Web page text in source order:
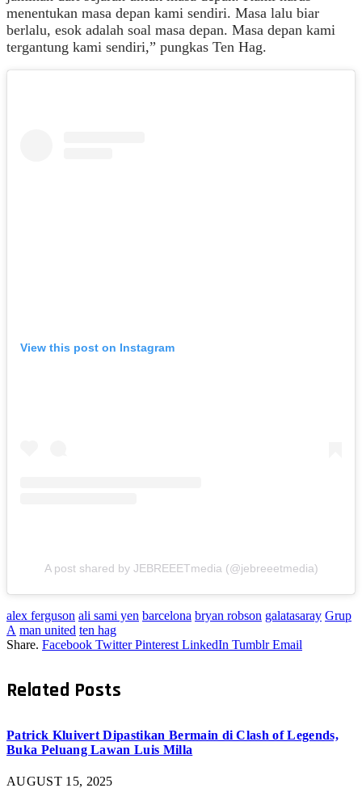
menentukan masa depan kami sendiri. Masa lalu biar
berlalu, esok adalah soal masa depan. Masa depan kami
tergantung kami sendiri,” pungkas Ten Hag.
View this post on Instagram
A post shared by JEBREEETmedia (@jebreeetmedia)
alex ferguson ali sami yen barcelona bryan robson galatasaray Grup
A man united ten hag
Share. Facebook Twitter Pinterest LinkedIn Tumblr Email
Related Posts
Patrick Kluivert Dipastikan Bermain di Clash of Legends,
Buka Peluang Lawan Luis Milla
AUGUST 15, 2025